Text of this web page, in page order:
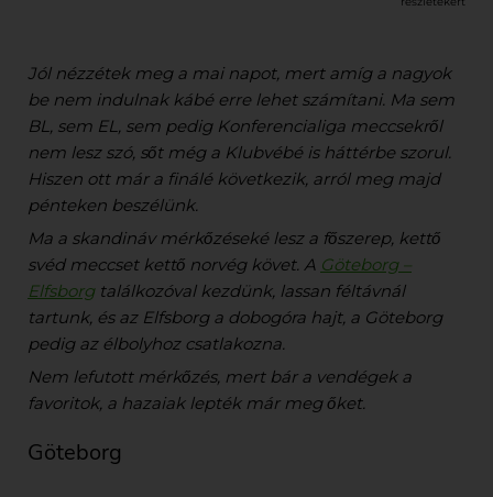
Jól nézzétek meg a mai napot, mert amíg a nagyok
be nem indulnak kábé erre lehet számítani. Ma sem
BL, sem EL, sem pedig Konferencialiga meccsekről
nem lesz szó, sőt még a Klubvébé is háttérbe szorul.
Hiszen ott már a finálé következik, arról meg majd
pénteken beszélünk.
Ma a skandináv mérkőzéseké lesz a főszerep, kettő
svéd meccset kettő norvég követ. A Göteborg –
Elfsborgtalálkozóval kezdünk, lassan féltávnál
tartunk, és az Elfsborg a dobogóra hajt, a Göteborg
pedig az élbolyhoz csatlakozna.
Nem lefutott mérkőzés, mert bár a vendégek a
favoritok, a hazaiak lepték már meg őket.
Göteborg